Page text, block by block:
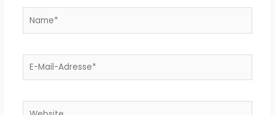
Name*
E-
Mail-
Website